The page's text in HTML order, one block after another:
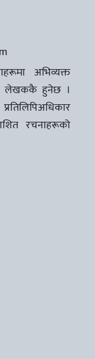
अभिव्यक्त
लेखककै हुनेछ ।
रचनाहरूको